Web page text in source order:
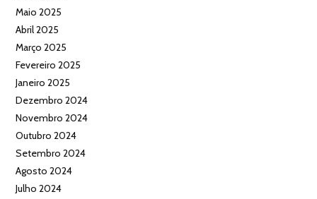
Maio 2025
Abril 2025
Março 2025
Fevereiro 2025
Janeiro 2025
Dezembro 2024
Novembro 2024
Outubro 2024
Setembro 2024
Agosto 2024
Julho 2024